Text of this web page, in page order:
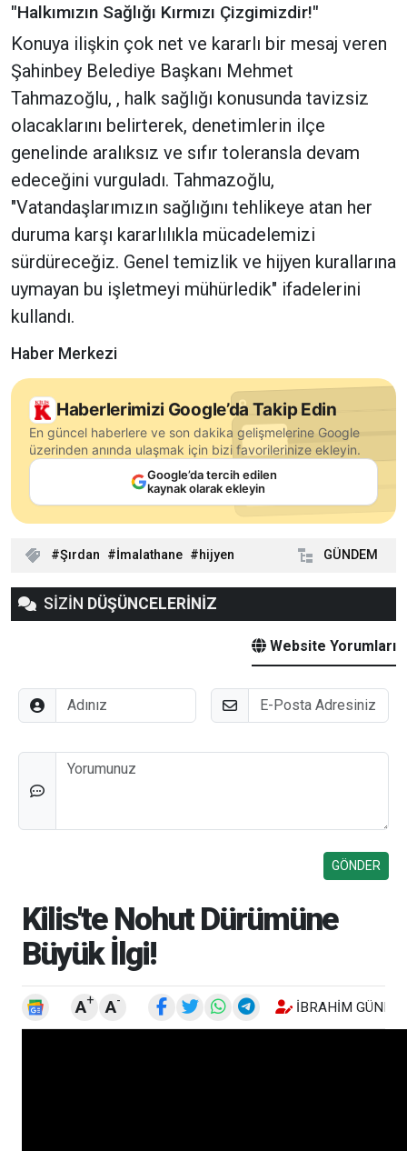
"Halkımızın Sağlığı Kırmızı Çizgimizdir!"
Konuya ilişkin çok net ve kararlı bir mesaj veren
Şahinbey Belediye Başkanı Mehmet
Tahmazoğlu, , halk sağlığı konusunda tavizsiz
olacaklarını belirterek, denetimlerin ilçe
genelinde aralıksız ve sıfır toleransla devam
edeceğini vurguladı. Tahmazoğlu,
"Vatandaşlarımızın sağlığını tehlikeye atan her
duruma karşı kararlılıkla mücadelemizi
sürdüreceğiz. Genel temizlik ve hijyen kurallarına
uymayan bu işletmeyi mühürledik" ifadelerini
kullandı.
Haber Merkezi
Haberlerimizi Google’da Takip Edin
En güncel haberlere ve son dakika gelişmelerine Google
üzerinden anında ulaşmak için bizi favorilerinize ekleyin.
Google’da tercih edilen
kaynak olarak ekleyin
Şırdan İmalathane hijyen GÜNDEM
SİZİN DÜŞÜNCELERİNİZ
Website Yorumları
Adınız E-Posta
Düşünceleriniz
Kilis'te Nohut Dürümüne
Büyük İlgi!
A+ A- İBRAHIM GÜNEŞ